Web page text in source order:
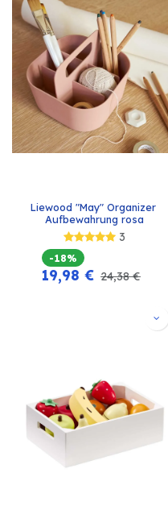
Liewood "May" Organizer
Aufbewahrung rosa
3
-18%
19,98 € 24,38€